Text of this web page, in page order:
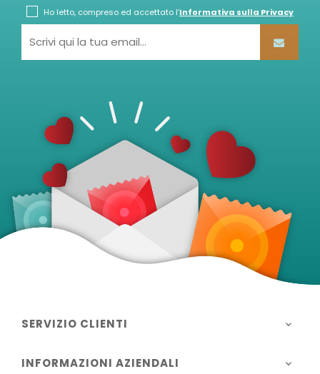
Ho letto, compreso ed accettato l'Informativa sulla Privacy
SERVIZIO CLIENTI 
INFORMAZIONI AZIENDALI 